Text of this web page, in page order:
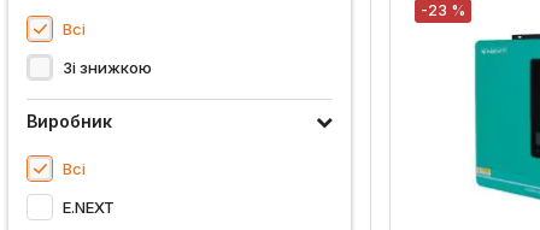
Всі
Зі знижкою
Виробник
Всі
E.NEXT
-23 %